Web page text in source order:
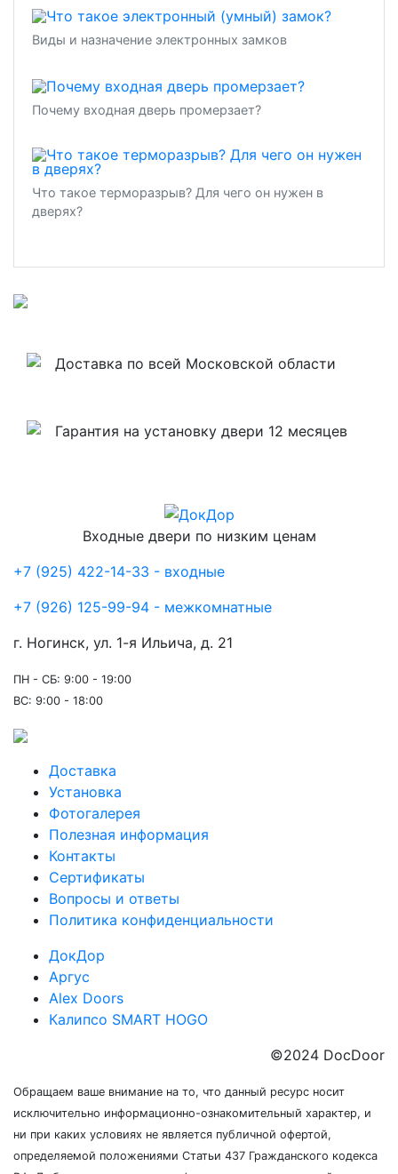
Виды и назначение электронных замков
Почему входная дверь промерзает?
Что такое терморазрыв? Для чего он нужен в
дверях?
Доставка по всей Московской области
Гарантия на установку двери 12 месяцев
Входные двери по низким ценам
+7 (925) 422-14-33 - входные
+7 (926) 125-99-94 - межкомнатные
г. Ногинск, ул. 1-я Ильича, д. 21
ПН - СБ: 9:00 - 19:00
ВС: 9:00 - 18:00
Доставка
Установка
Фотогалерея
Полезная информация
Контакты
Сертификаты
Вопросы и ответы
Политика конфиденциальности
ДокДор
Аргус
Alex Doors
Калипсо SMART HOGO
©2024 DocDoor
Обращаем ваше внимание на то, что данный ресурс носит
исключительно информационно-ознакомительный характер, и
ни при каких условиях не является публичной офертой,
определяемой положениями Статьи 437 Гражданского кодекса